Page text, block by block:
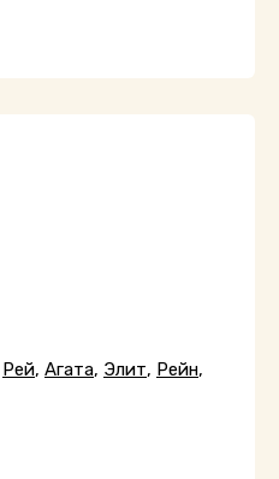
Рей, Агата, Элит, Рейн,